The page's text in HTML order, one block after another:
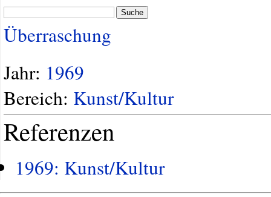
Suche
Überraschung
Jahr: 1969
Bereich: Kunst/Kultur
Referenzen
1969: Kunst/Kultur